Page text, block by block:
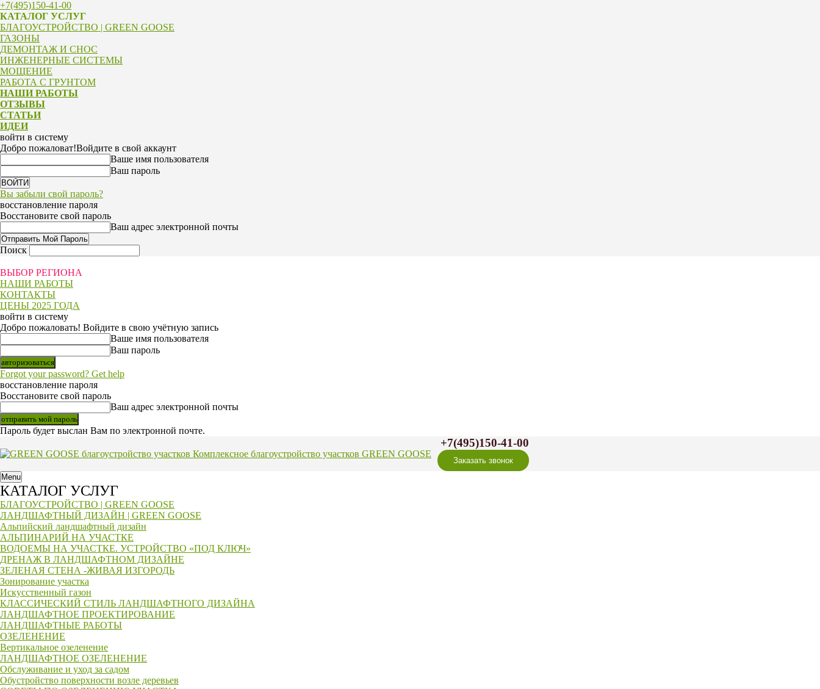
+7(495)150-41-00
КАТАЛОГ УСЛУГ
БЛАГОУСТРОЙСТВО | GREEN GOOSE
ГАЗОНЫ
ДЕМОНТАЖ И СНОС
ИНЖЕНЕРНЫЕ СИСТЕМЫ
МОЩЕНИЕ
РАБОТА С ГРУНТОМ
НАШИ РАБОТЫ
ОТЗЫВЫ
СТАТЬИ
ИДЕИ
войти в систему
Добро пожаловат!Войдите в свой аккаунт
Ваше имя пользователя
Ваш пароль
Вы забыли свой пароль?
восстановление пароля
Восстановите свой пароль
Ваш адрес электронной почты
Поиск
ВЫБОР РЕГИОНА
НАШИ РАБОТЫ
КОНТАКТЫ
ЦЕНЫ 2025 ГОДА
войти в систему
Добро пожаловать! Войдите в свою учётную запись
Ваше имя пользователя
Ваш пароль
Forgot your password? Get help
восстановление пароля
Восстановите свой пароль
Ваш адрес электронной почты
Пароль будет выслан Вам по электронной почте.
Комплексное благоустройство участков GREEN GOOSE
+7(495)150-41-00
Заказать звонок
Menu
КАТАЛОГ УСЛУГ
БЛАГОУСТРОЙСТВО | GREEN GOOSE
ЛАНДШАФТНЫЙ ДИЗАЙН | GREEN GOOSE
Альпийский ландшафтный дизайн
АЛЬПИНАРИЙ НА УЧАСТКЕ
ВОДОЕМЫ НА УЧАСTКЕ. УСТРОЙСТВО «ПОД КЛЮЧ»
ДРЕНАЖ В ЛАНДШАФТНОМ ДИЗАЙНЕ
ЗЕЛЕНАЯ СТЕНА -ЖИВАЯ ИЗГОРОДЬ
Зонирование участка
Искусственный газон
КЛАССИЧЕСКИЙ СТИЛЬ ЛАНДШАФТНОГО ДИЗАЙНА
ЛАНДШАФТНОЕ ПРОЕКТИРОВАНИЕ
ЛАНДШАФТНЫЕ РАБОТЫ
ОЗЕЛЕНЕНИЕ
Вертикальное озеленение
ЛАНДШАФТНОЕ ОЗЕЛЕНЕНИЕ
Обслуживание и уход за садом
Обустройство поверхности возле деревьев